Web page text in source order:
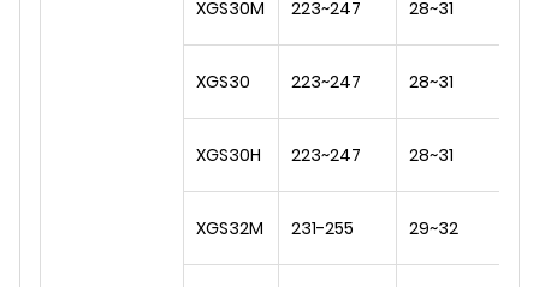
XGS30M 223~247 28~31
XGS30 223~247 28~31
XGS30H 223~247 28~31
XGS32M 231-255 29~32